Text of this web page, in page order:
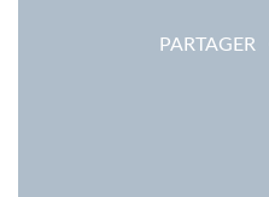
PARTAGER